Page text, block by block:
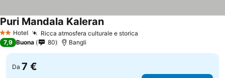
2 StelleHotel Ricca atmosfera culturale e storica
Puri Mandala KaleranScopri i prezzi
7,9 Buona 80 Bangli
Da 7 €